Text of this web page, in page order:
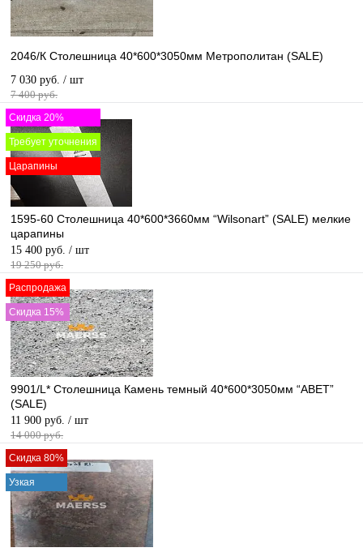
2046/К Столешница 40*600*3050мм Метрополитан (SALE)
7 030 руб. / шт
7 400 руб.
Скидка 20%
Требует уточнения
Царапины
1595-60 Столешница 40*600*3660мм “Wilsonart” (SALE) мелкие
царапины
15 400 руб. / шт
19 250 руб.
Распродажа
Скидка 15%
9901/L* Столешница Камень темный 40*600*3050мм “ABET”
(SALE)
11 900 руб. / шт
14 000 руб.
Скидка 80%
Узкая